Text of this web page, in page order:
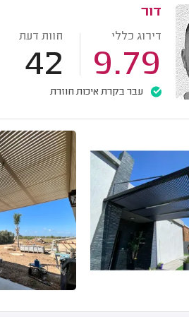
דור
דירוג כללי
9.79
חוות דעת
42
עבר בקרת איכות חוזרת